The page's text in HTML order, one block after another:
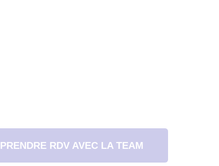
PRENDRE RDV AVEC LA TEAM